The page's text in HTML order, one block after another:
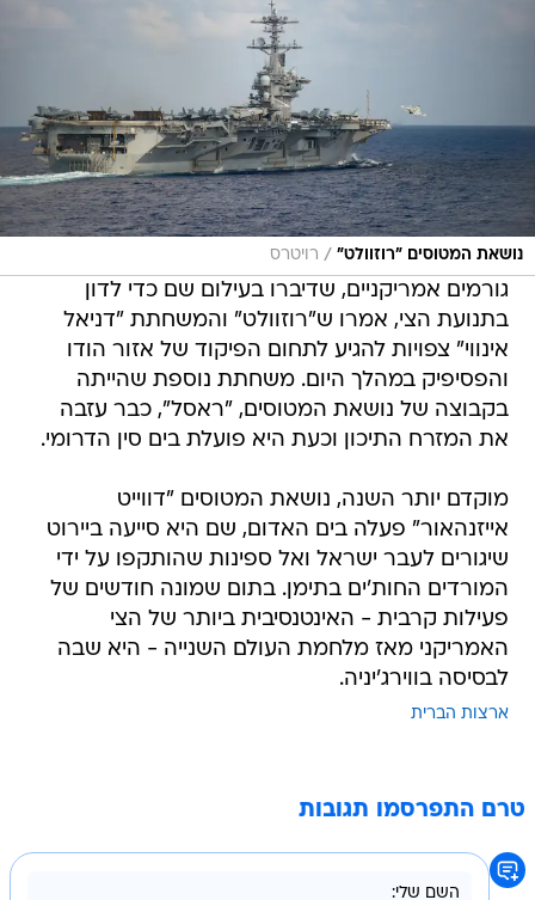
נושאת המטוסים "רוזוולט" / רויטרס
גורמים אמריקניים, שדיברו בעילום שם כדי לדון
בתנועת הצי, אמרו ש"רוזוולט" והמשחתת "דניאל
אינווי" צפויות להגיע לתחום הפיקוד של אזור הודו
והפסיפיק במהלך היום. משחתת נוספת שהייתה
בקבוצה של נושאת המטוסים, "ראסל", כבר עזבה
את המזרח התיכון וכעת היא פועלת בים סין הדרומי.
מוקדם יותר השנה, נושאת המטוסים "דווייט
אייזנהאור" פעלה בים האדום, שם היא סייעה ביירוט
שיגורים לעבר ישראל ואל ספינות שהותקפו על ידי
המורדים החות'ים בתימן. בתום שמונה חודשים של
פעילות קרבית - האינטנסיבית ביותר של הצי
האמריקני מאז מלחמת העולם השנייה - היא שבה
לבסיסה בווירג'יניה.
ארצות הברית
טרם התפרסמו תגובות